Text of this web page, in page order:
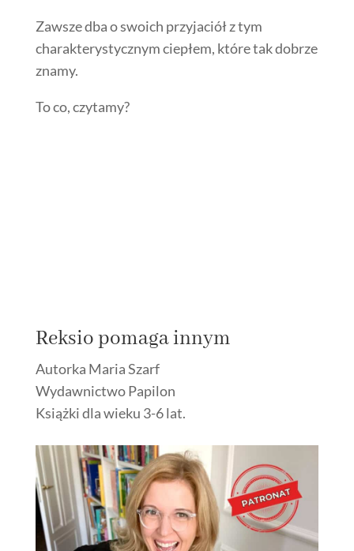
Zawsze dba o swoich przyjaciół z tym
charakterystycznym ciepłem, które tak dobrze
znamy.
To co, czytamy?
Reksio pomaga innym
Autorka Maria Szarf
Wydawnictwo Papilon
Książki dla wieku 3-6 lat.